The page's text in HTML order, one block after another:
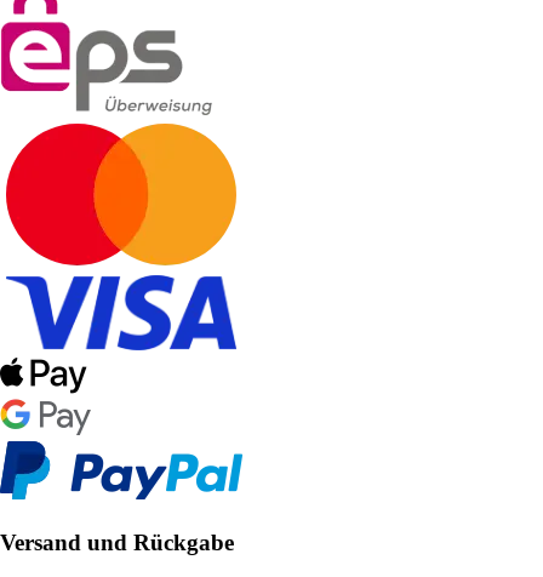
Versand und Rückgabe